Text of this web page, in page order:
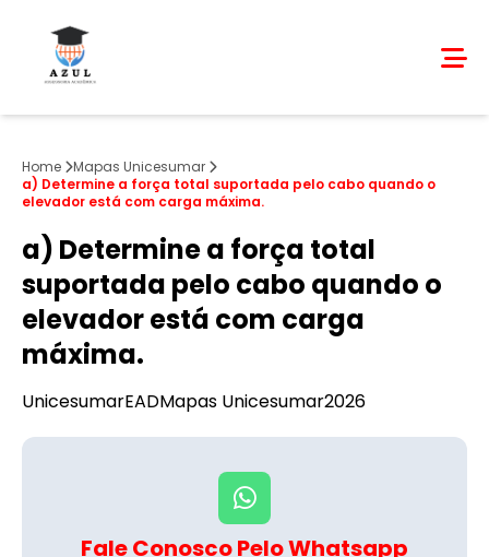
Home
Mapas Unicesumar
a) Determine a força total suportada pelo cabo quando o
elevador está com carga máxima.
a) Determine a força total
suportada pelo cabo quando o
elevador está com carga
máxima.
UnicesumarEADMapas Unicesumar2026
Fale Conosco Pelo Whatsapp